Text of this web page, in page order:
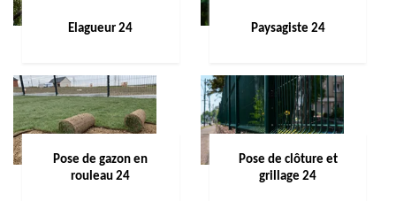
Elagueur 24 Paysagiste 24
Pose de gazon en
rouleau 24
Pose de clôture et
grillage 24